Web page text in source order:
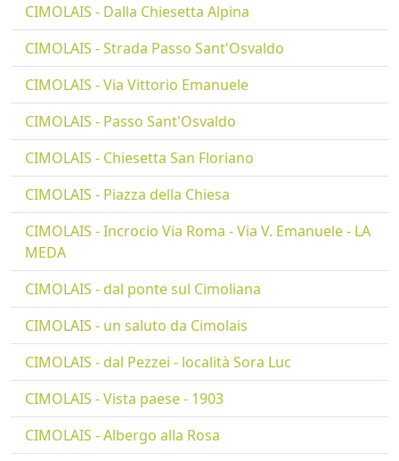
CIMOLAIS - Dalla Chiesetta Alpina
CIMOLAIS - Strada Passo Sant'Osvaldo
CIMOLAIS - Via Vittorio Emanuele
CIMOLAIS - Passo Sant'Osvaldo
CIMOLAIS - Chiesetta San Floriano
CIMOLAIS - Piazza della Chiesa
CIMOLAIS - Incrocio Via Roma - Via V. Emanuele - LA
MEDA
CIMOLAIS - dal ponte sul Cimoliana
CIMOLAIS - un saluto da Cimolais
CIMOLAIS - dal Pezzei - località Sora Luc
CIMOLAIS - Vista paese - 1903
CIMOLAIS - Albergo alla Rosa